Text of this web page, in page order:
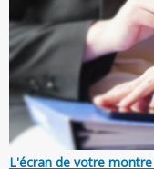
L'écran de votre